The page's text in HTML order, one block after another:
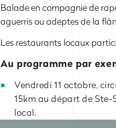
Balade en compagnie de
aguerris ou adeptes de la
Les restaurants locaux
Au programme par
Vendredi 11 octobre,
15km au départ de Ste-
local.